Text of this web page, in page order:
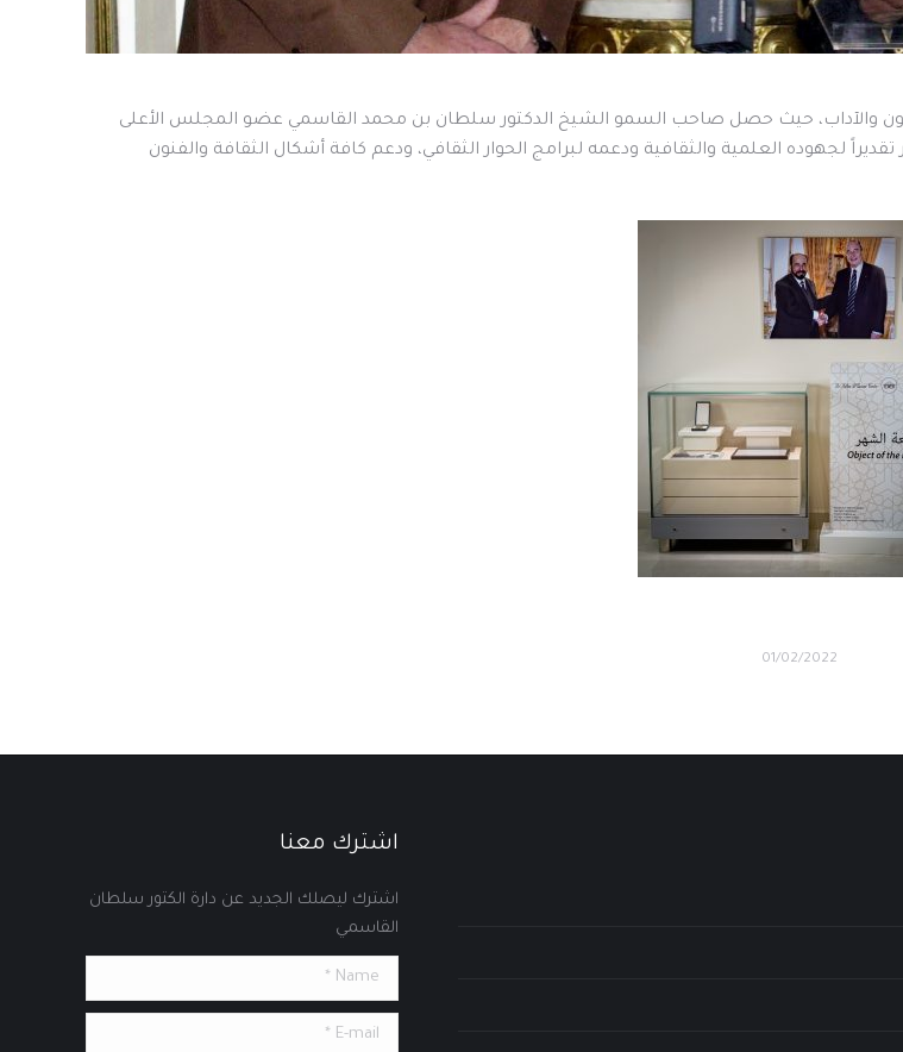
والآداب، حيث حصل صاحب السمو الشيخ الدكتور سلطان بن محمد القاسمي عضو المجلس الأعلى
لجهوده العلمية والثقافية ودعمه لبرامج الحوار الثقافي، ودعم كافة أشكال الثقافة والفنون
01/02/2022
اشترك معنا
اشترك ليصلك الجديد عن دارة الكتور سلطان
القاسمي
Name *
E-mail *